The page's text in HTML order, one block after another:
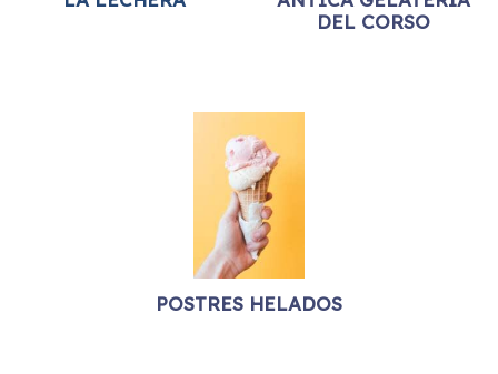
DEL CORSO
POSTRES HELADOS